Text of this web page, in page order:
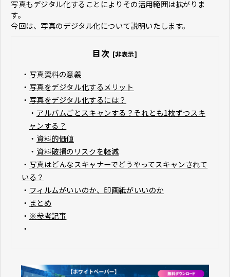
写真もデジタル化することによりその活用範囲は拡がりま
す。
今回は、写真のデジタル化について説明いたします。
目次 [非表示]
・ 写真資料の意義
・ 写真をデジタル化するメリット
・ 写真をデジタル化するには？
・ アルバムごとスキャンする？それとも1枚ずつスキ
ャンする？
・ 資料的価値
・ 資料破損のリスクを軽減
・ 写真はどんなスキャナーでどうやってスキャンされて
いる？
・ フィルムがいいのか、印画紙がいいのか
・ まとめ
・ ※参考記事
・